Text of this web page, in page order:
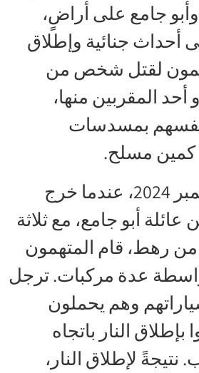
وأبو جامع على أراضٍ،
أحداث جنائية وإطلاق
لقتل شخص من
أحد المقربين منها،
أنفسهم بمسدسات
كمين مسلح.
في ليلة 21 ديسمبر 2024، عندما خرج
أبو جامع، مع ثلاثة
رهط، قام المتهمون
عدة مركبات. ترجل
وهم يحملون
النار باتجاه
نتيجةً لإطلاق النار،